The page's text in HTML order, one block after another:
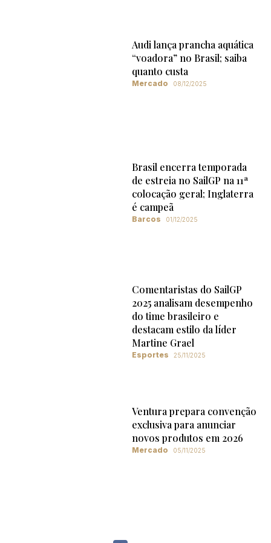
Audi lança prancha aquática
“voadora” no Brasil; saiba
quanto custa
Mercado 08/12/2025
Brasil encerra temporada
de estreia no SailGP na 11ª
colocação geral; Inglaterra
é campeã
Barcos 01/12/2025
Comentaristas do SailGP
2025 analisam desempenho
do time brasileiro e
destacam estilo da líder
Martine Grael
Esportes 25/11/2025
Ventura prepara convenção
exclusiva para anunciar
novos produtos em 2026
Mercado 05/11/2025